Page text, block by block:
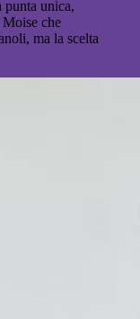
punta unica,
che
ma la scelta